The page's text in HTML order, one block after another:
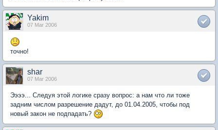
Yakim
07 Mar 2006
точно!
shar
07 Mar 2006
Ээээ... Следуя этой логике сразу вопрос: а нам что ли тоже
задним числом разрешение дадут, до 01.04.2005, чтобы под
новый закон не подпадать?